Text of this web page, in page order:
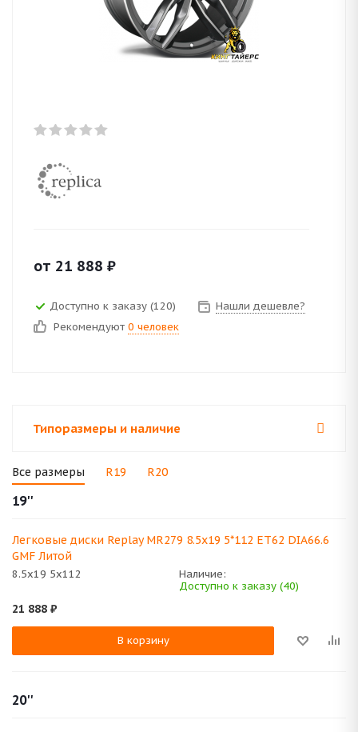
от 21 888 ₽
Доступно к заказу (120)
Нашли дешевле?
Рекомендуют 0 человек
Типоразмеры и наличие
Все размеры R19 R20
19''
Легковые диски Replay MR279 8.5x19 5*112 ET62 DIA66.6
GMF Литой
8.5x19 5x112
Наличие:
Доступно к заказу (40)
21 888 ₽
В корзину
20''